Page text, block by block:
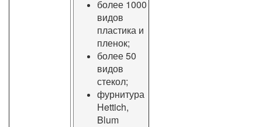
более 1000
видов
пластика и
пленок;
более 50
видов
стекол;
фурнитура
Hettich,
Blum